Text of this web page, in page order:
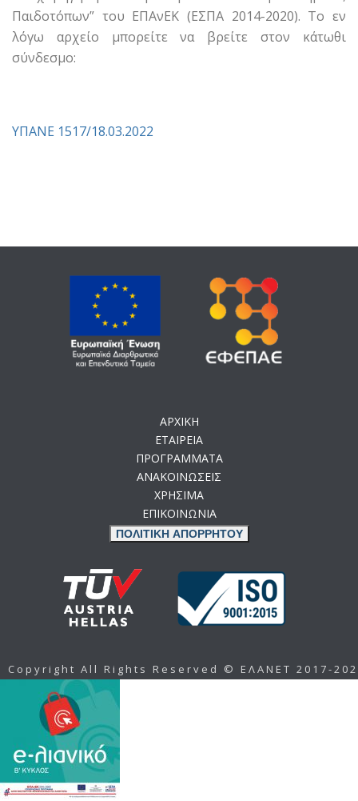
Παιδοτόπων” του ΕΠΑνΕΚ (ΕΣΠΑ 2014-2020). Το εν
λόγω αρχείο μπορείτε να βρείτε στον κάτωθι
σύνδεσμο:
ΥΠΑΝΕ 1517/18.03.2022
ΑΡΧΙΚΗ
ΕΤΑΙΡΕΙΑ
ΠΡΟΓΡΑΜΜΑΤΑ
ΑΝΑΚΟΙΝΩΣΕΙΣ
ΧΡΗΣΙΜΑ
ΕΠΙΚΟΙΝΩΝΙΑ
ΠΟΛΙΤΙΚΗ ΑΠΟΡΡΗΤΟΥ
Copyright All Rights Reserved © ΕΛΑΝΕΤ 2017-